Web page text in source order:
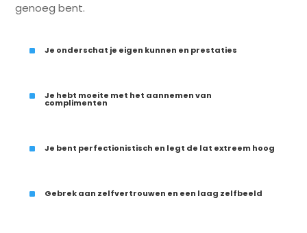
genoeg bent.
^ Je onderschat je eigen kunnen en prestaties
^ Je hebt moeite met het aannemen van
complimenten
^ Je bent perfectionistisch en legt de lat extreem hoog
^ Gebrek aan zelfvertrouwen en een laag zelfbeeld